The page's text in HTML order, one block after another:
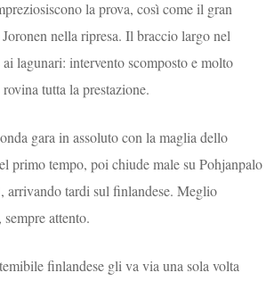
la prova, così come il gran
nella ripresa. Il braccio largo nel
lagunari: intervento scomposto e molto
tutta la prestazione.
gara in assoluto con la maglia dello
primo tempo, poi chiude male su Pohjanpalo
arrivando tardi sul finlandese. Meglio
sempre attento.
finlandese gli va via una sola volta